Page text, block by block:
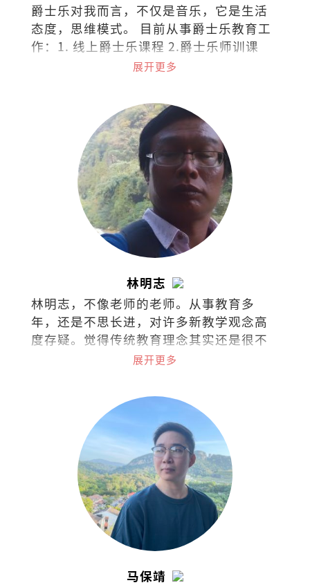
爵士乐对我而言，不仅是音乐，它是生活
态度，思维模式。 目前从事爵士乐教育工
作：1. 线上爵士乐课程 2.爵士乐师训课
程。 欢迎询问和交流：
展开更多
林明志
林明志，不像老师的老师。从事教育多
年，还是不思长进，对许多新教学观念高
度存疑。觉得传统教育理念其实还是很不
错，至少老师还是老师，学生还是学生。
展开更多
马保靖